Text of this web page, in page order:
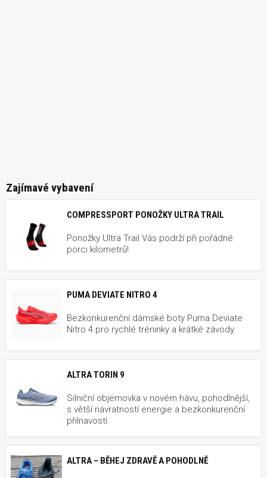
Zajímavé vybavení
COMPRESSPORT PONOŽKY ULTRA TRAIL
Ponožky Ultra Trail Vás podrží při pořádné
porci kilometrů!
PUMA DEVIATE NITRO 4
Bezkonkurenční dámské boty Puma Deviate
Nitro 4 pro rychlé tréninky a krátké závody.
ALTRA TORIN 9
Silniční objemovka v novém hávu, pohodlnější,
s větší návratností energie a bezkonkurenční
přilnavostí.
ALTRA – BĚHEJ ZDRAVĚ A POHODLNĚ